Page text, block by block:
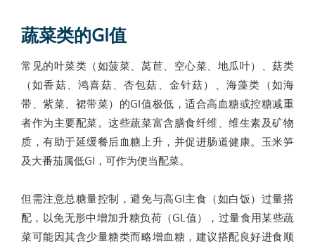
蔬菜类的GI值
常见的叶菜类（如菠菜、莴苣、空心菜、地瓜叶）、菇类
（如香菇、鸿喜菇、杏包菇、金针菇）、海藻类（如海
带、紫菜、裙带菜）的GI值极低，适合高血糖或控糖减重
者作为主要配菜。这些蔬菜富含膳食纤维、维生素及矿物
质，有助于延缓餐后血糖上升，并促进肠道健康。玉米笋
及大番茄属低GI，可作为便当配菜。
但需注意总糖量控制，避免与高GI主食（如白饭）过量搭
配，以免无形中增加升糖负荷（GL值），过量食用某些蔬
菜可能因其含少量糖类而略增血糖，建议搭配良好进食顺